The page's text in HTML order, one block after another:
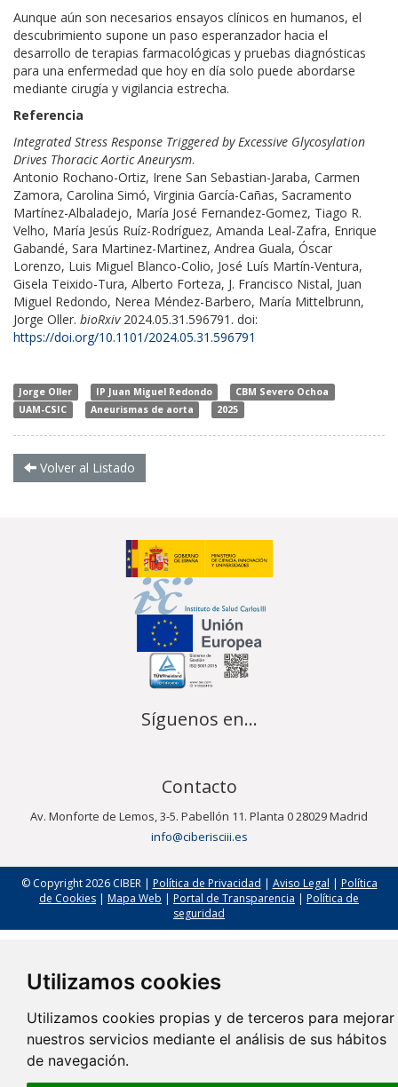
Utilizamos cookies
Utilizamos cookies propias y de terceros para mejorar
nuestros servicios mediante el análisis de sus hábitos
de navegación.
Aunque aún son necesarios ensayos clínicos en humanos, el
descubrimiento supone un paso esperanzador hacia el
desarrollo de terapias farmacológicas y pruebas diagnósticas
para una enfermedad que hoy en día solo puede abordarse
mediante cirugía y vigilancia estrecha.
Referencia
Integrated Stress Response Triggered by Excessive Glycosylation
Drives Thoracic Aortic Aneurysm.
Antonio Rochano-Ortiz, Irene San Sebastian-Jaraba, Carmen
Zamora, Carolina Simó, Virginia García-Cañas, Sacramento
Martínez-Albaladejo, María José Fernandez-Gomez, Tiago R.
Velho, María Jesús Ruíz-Rodríguez, Amanda Leal-Zafra, Enrique
Gabandé, Sara Martinez-Martinez, Andrea Guala, Óscar
Lorenzo, Luis Miguel Blanco-Colio, José Luís Martín-Ventura,
Gisela Teixido-Tura, Alberto Forteza, J. Francisco Nistal, Juan
Miguel Redondo, Nerea Méndez-Barbero, María Mittelbrunn,
Jorge Oller. bioRxiv2024.05.31.596791. doi:
https://doi.org/10.1101/2024.05.31.596791
Jorge Oller IP Juan Miguel Redondo
CBM Severo Ochoa
UAM-CSIC
Aneurismas de aorta 2025
Volver al Listado
Síguenos en...
Contacto
Av. Monforte de Lemos, 3-5. Pabellón 11. Planta 0 28029 Madrid
info@ciberisciii.es
© Copyright 2026 CIBER | Política de Privacidad | Aviso Legal | Política
de Cookies | Mapa Web | Portal de Transparencia | Política de
seguridad